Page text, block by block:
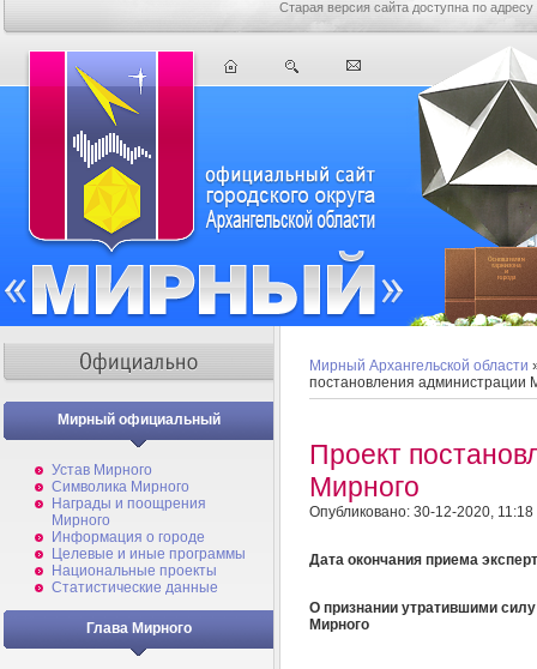
Старая версия сайта доступна по адресу
Мирный официальный
Устав Мирного
Символика Мирного
Награды и поощрения
Мирного
Информация о городе
Целевые и иные программы
Национальные проекты
Статистические данные
Глава Мирного
Мирный Архангельской области
постановления администрации
Проект
Мирного
Опубликовано: 30-12-2020, 11:18
Дата окончания приема
О признании утратившими
Мирного